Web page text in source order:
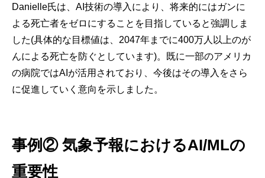
Danielle氏は、AI技術の導入により、将来的にはガンに
よる死亡者をゼロにすることを目指していると強調しま
した(具体的な目標値は、2047年までに400万人以上のが
んによる死亡を防ぐとしています)。既に一部のアメリカ
の病院ではAIが活用されており、今後はその導入をさら
に促進していく意向を示しました。
事例② 気象予報におけるAI/MLの
重要性